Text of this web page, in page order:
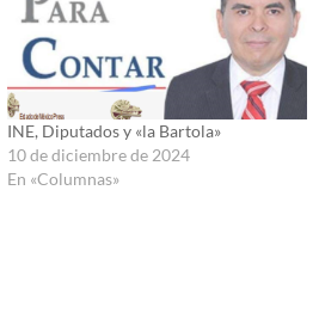
INE, Diputados y «la Bartola»
10 de diciembre de 2024
En «Columnas»